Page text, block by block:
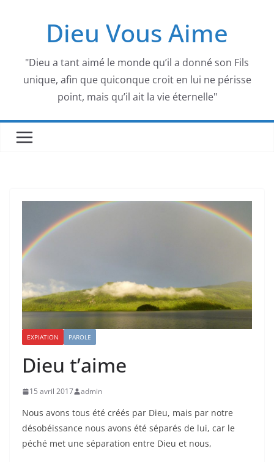
Dieu Vous Aime
"Dieu a tant aimé le monde qu’il a donné son Fils
unique, afin que quiconque croit en lui ne périsse
point, mais qu’il ait la vie éternelle"
EXPIATION PAROLE
Dieu t’aime
15 avril 2017 admin
Nous avons tous été créés par Dieu, mais par notre
désobéissance nous avons été séparés de lui, car le
péché met une séparation entre Dieu et nous,